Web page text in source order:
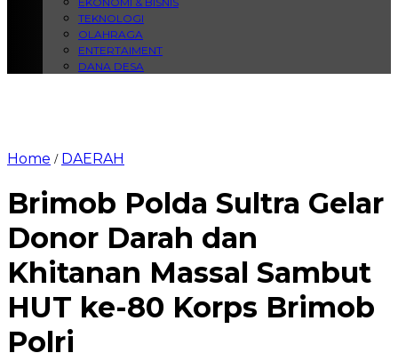
TEKNOLOGI
OLAHRAGA
ENTERTAIMENT
DANA DESA
Home / DAERAH
Brimob Polda Sultra Gelar
Donor Darah dan
Khitanan Massal Sambut
HUT ke-80 Korps Brimob
Polri